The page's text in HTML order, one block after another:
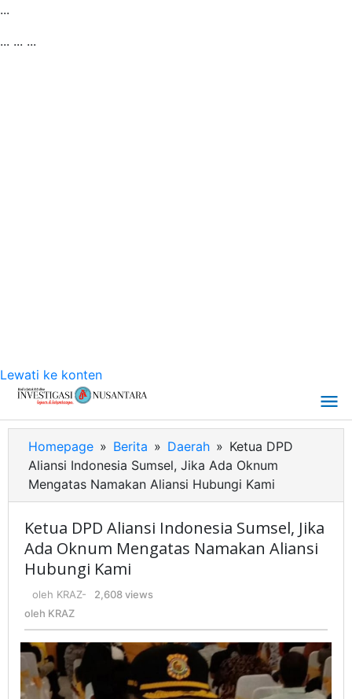
...
... ... ...
Lewati ke konten
Homepage » Berita » Daerah » Ketua DPD
Aliansi Indonesia Sumsel, Jika Ada Oknum
Mengatas Namakan Aliansi Hubungi Kami
Ketua DPD Aliansi Indonesia Sumsel, Jika
Ada Oknum Mengatas Namakan Aliansi
Hubungi Kami
oleh KRAZ-
2,608 views
oleh KRAZ